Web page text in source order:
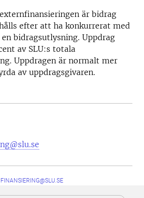
är bidrag
efter att ha konkurrerat med
bidragsutlysning. Uppdrag
av SLU:s totala
Uppdragen är normalt mer
av uppdragsgivaren.